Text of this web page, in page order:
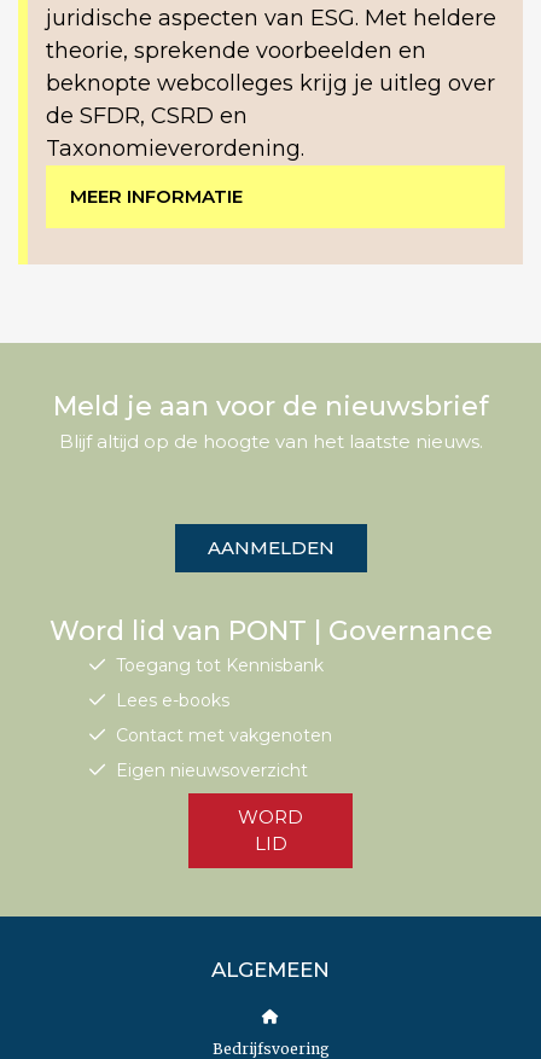
juridische aspecten van ESG. Met heldere
theorie, sprekende voorbeelden en
beknopte webcolleges krijg je uitleg over
de SFDR, CSRD en
Taxonomieverordening.
MEER INFORMATIE
Meld je aan voor de nieuwsbrief
Blijf altijd op de hoogte van het laatste nieuws.
AANMELDEN
Word lid van PONT | Governance
Toegang tot Kennisbank
Lees e-books
Contact met vakgenoten
Eigen nieuwsoverzicht
WORD
LID
ALGEMEEN
Bedrijfsvoering